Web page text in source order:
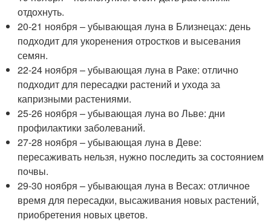
отдохнуть.
20-21 ноября – убывающая луна в Близнецах: день
подходит для укоренения отростков и высевания
семян.
22-24 ноября – убывающая луна в Раке: отлично
подходит для пересадки растений и ухода за
капризными растениями.
25-26 ноября – убывающая луна во Льве: дни
профилактики заболеваний.
27-28 ноября – убывающая луна в Деве:
пересаживать нельзя, нужно последить за состоянием
почвы.
29-30 ноября – убывающая луна в Весах: отличное
время для пересадки, высаживания новых растений,
приобретения новых цветов.